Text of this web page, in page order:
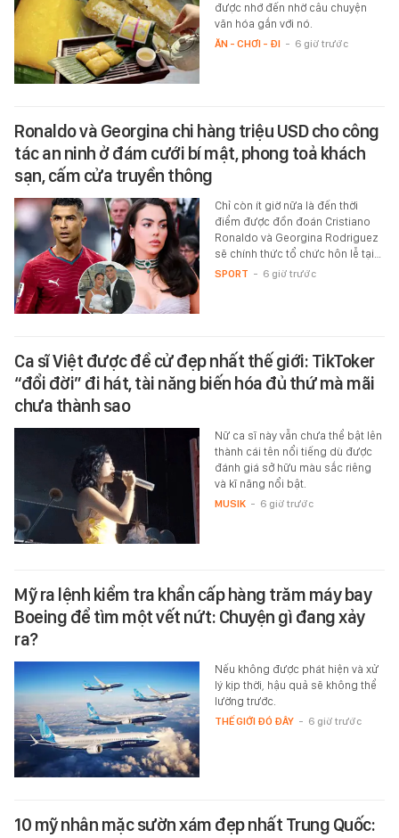
được nhớ đến nhờ câu chuyện
văn hóa gắn với nó.
ĂN - CHƠI - ĐI - 6 giờ trước
Ronaldo và Georgina chi hàng triệu USD cho công
tác an ninh ở đám cưới bí mật, phong toả khách
sạn, cấm cửa truyền thông
Chỉ còn ít giờ nữa là đến thời
điểm được đồn đoán Cristiano
Ronaldo và Georgina Rodriguez
sẽ chính thức tổ chức hôn lễ tại…
SPORT - 6 giờ trước
Ca sĩ Việt được đề cử đẹp nhất thế giới: TikToker
“đổi đời” đi hát, tài năng biến hóa đủ thứ mà mãi
chưa thành sao
Nữ ca sĩ này vẫn chưa thể bật lên
thành cái tên nổi tiếng dù được
đánh giá sở hữu màu sắc riêng
và kĩ năng nổi bật.
MUSIK - 6 giờ trước
Mỹ ra lệnh kiểm tra khẩn cấp hàng trăm máy bay
Boeing để tìm một vết nứt: Chuyện gì đang xảy
ra?
Nếu không được phát hiện và xử
lý kịp thời, hậu quả sẽ không thể
lường trước.
THẾ GIỚI ĐÓ ĐÂY - 6 giờ trước
10 mỹ nhân mặc sườn xám đẹp nhất Trung Quốc: